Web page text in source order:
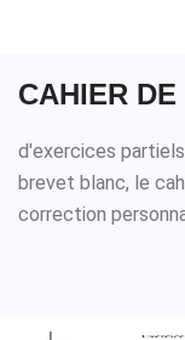
CAHIER
d'exercices
brevet blanc, le
correction